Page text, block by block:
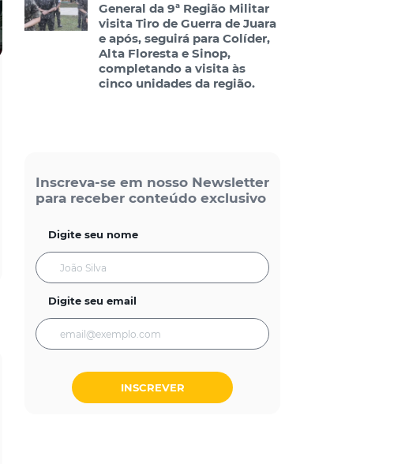
General da 9ª Região Militar
visita Tiro de Guerra de Juara
e após, seguirá para Colíder,
Alta Floresta e Sinop,
completando a visita às
cinco unidades da região.
Inscreva-se em nosso Newsletter
para receber conteúdo exclusivo
Digite seu nome
Digite seu email
INSCREVER